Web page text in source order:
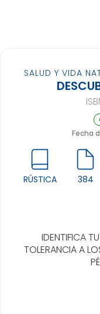
SALUD Y VIDA
Fecha
RÚSTICA 384
IDENTIFICA
TOLERANCIA A